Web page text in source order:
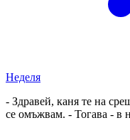
Неделя
- Здравей, каня те на
се омъжвам. - Тогава - в